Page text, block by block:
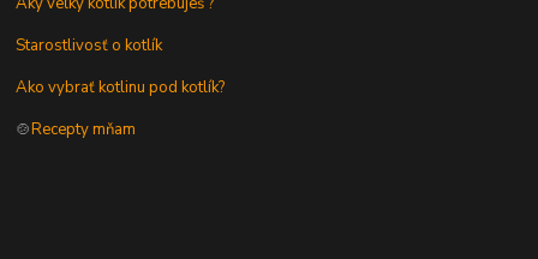
Starostlivosť o kotlík
Ako vybrať kotlinu pod kotlík?
🍲Recepty mňam